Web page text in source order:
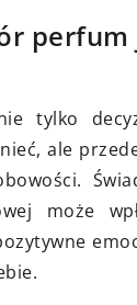
tylko
ale
może